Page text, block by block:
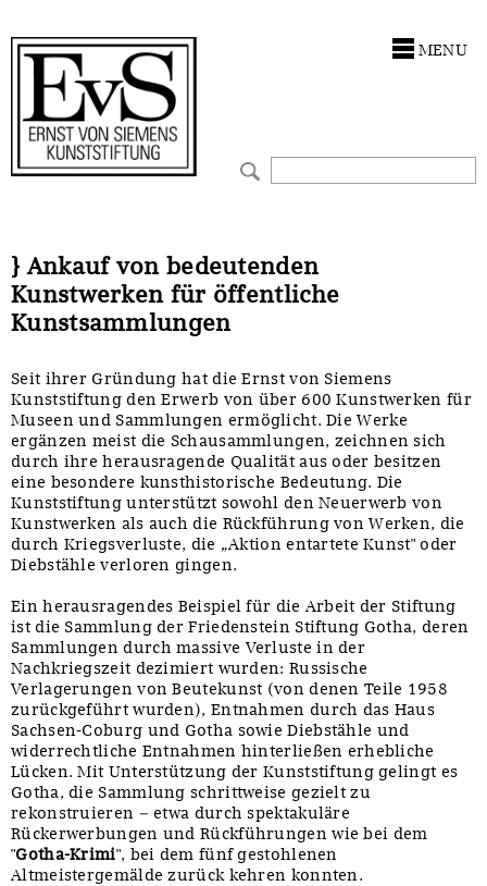
MENU
} Ankauf von bedeutenden
Kunstwerken für öffentliche
Kunstsammlungen
Seit ihrer Gründung hat die Ernst von Siemens
Kunststiftung den Erwerb von über 600 Kunstwerken für
Museen und Sammlungen ermöglicht. Die Werke
ergänzen meist die Schausammlungen, zeichnen sich
durch ihre herausragende Qualität aus oder besitzen
eine besondere kunsthistorische Bedeutung. Die
Kunststiftung unterstützt sowohl den Neuerwerb von
Kunstwerken als auch die Rückführung von Werken, die
durch Kriegsverluste, die „Aktion entartete Kunst" oder
Diebstähle verloren gingen.
Ein herausragendes Beispiel für die Arbeit der Stiftung
ist die Sammlung der Friedenstein Stiftung Gotha, deren
Sammlungen durch massive Verluste in der
Nachkriegszeit dezimiert wurden: Russische
Verlagerungen von Beutekunst (von denen Teile 1958
zurückgeführt wurden), Entnahmen durch das Haus
Sachsen-Coburg und Gotha sowie Diebstähle und
widerrechtliche Entnahmen hinterließen erhebliche
Lücken. Mit Unterstützung der Kunststiftung gelingt es
Gotha, die Sammlung schrittweise gezielt zu
rekonstruieren – etwa durch spektakuläre
Rückerwerbungen und Rückführungen wie bei dem
"Gotha-Krimi", bei dem fünf gestohlenen
Altmeistergemälde zurück kehren konnten.
Förderphilosophie
Gremien
Presse und Neuigkeiten
Ankauf
Restaurierungen
Werkverzeichnisse
Zwischenfinanzierung